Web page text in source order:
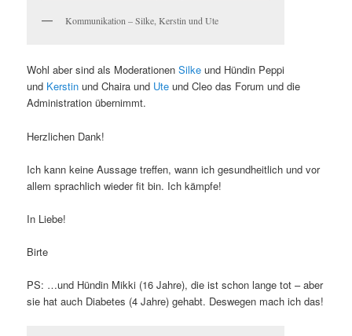
Kommunikation – Silke, Kerstin und Ute
Wohl aber sind als ModerationenSilke und Hündin Peppi
und Kerstin und Chaira und Ute und Cleo das Forum und die
Administration übernimmt.
Herzlichen Dank!
Ich kann keine Aussage treffen, wann ich gesundheitlich und vor
allem sprachlich wieder fit bin. Ich kämpfe!
In Liebe!
Birte
PS: …und Hündin Mikki (16 Jahre), die ist schon lange tot – aber
sie hat auch Diabetes (4 Jahre) gehabt. Deswegen mach ich das!